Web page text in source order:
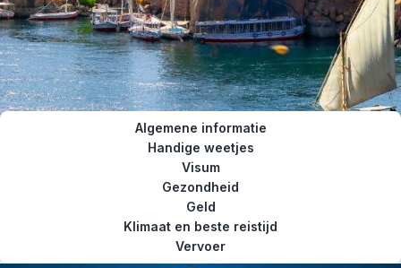
Algemene informatie
Handige weetjes
Visum
Gezondheid
Geld
Klimaat en beste reistijd
Vervoer